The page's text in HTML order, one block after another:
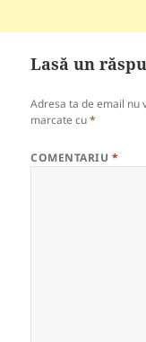
Lasă un
Adresa ta de email nu
marcate cu*
COMENTARIU *